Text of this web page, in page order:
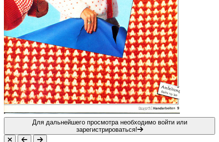
Для дальнейшего просмотра необходимо войти или
зарегистрироваться!